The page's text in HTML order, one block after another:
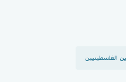
الفلسطينيين